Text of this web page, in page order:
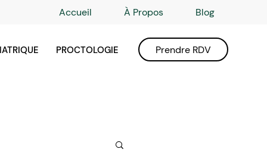
Accueil À Propos Blog
PROCTOLOGIE Prendre RDV